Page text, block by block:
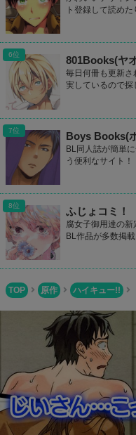
ト登録して読め
801Books(ヤ
毎日何冊も更新
実しているので探
Boys Books(
BL同人誌が簡単
う便利なサイト！
ふじょコミ！
腐女子御用達の
BL作品が多数掲
TOP 原作 ハイキュー!!